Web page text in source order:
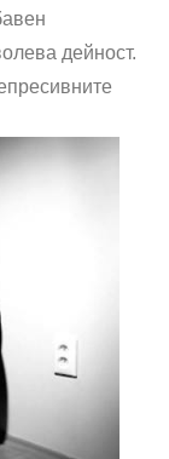
дейност.